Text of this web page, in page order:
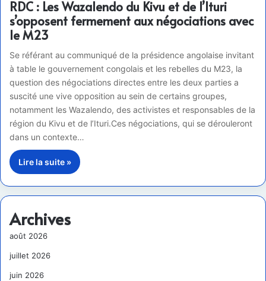
RDC : Les Wazalendo du Kivu et de l’Ituri
s’opposent fermement aux négociations avec
le M23
Se référant au communiqué de la présidence angolaise invitant
à table le gouvernement congolais et les rebelles du M23, la
question des négociations directes entre les deux parties a
suscité une vive opposition au sein de certains groupes,
notamment les Wazalendo, des activistes et responsables de la
région du Kivu et de l’Ituri.Ces négociations, qui se dérouleront
dans un contexte…
Lire la suite »
Archives
août 2026
juillet 2026
juin 2026